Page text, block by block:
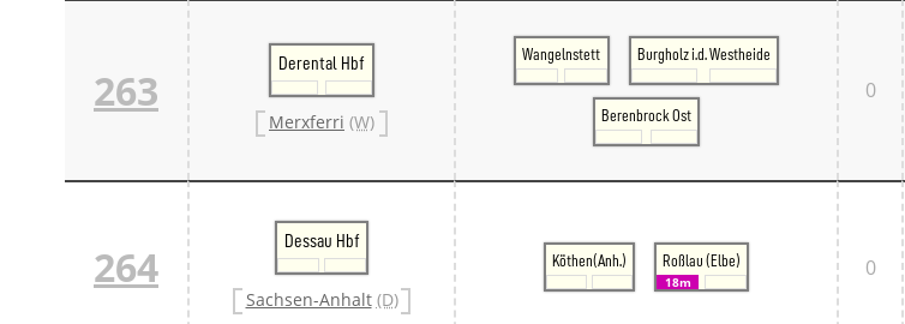
263
Derental Hbf
Merxferri (W)
Wangelnstett Burgholz i.d. Westheide
Berenbrock Ost
0
264
Dessau Hbf
Sachsen-Anhalt (D)
Köthen(Anh.)
Roßlau (Elbe)
18m
0